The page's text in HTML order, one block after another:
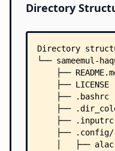
Directory
Directory
└── sameemul-
├──
    ├── LICENSE
    ├── .bashrc
├──
    ├── .inputrc
    ├── .config/
│   ├──